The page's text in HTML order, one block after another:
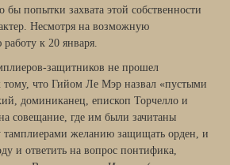
бы попытки захвата этой собственности
Несмотря на возможную
к 20 января.
защитников не прошел
тому, что Гийом Ле Мэр назвал «пустыми
доминиканец, епископ Торчелло и
совещание, где им были зачитаны
желанию защищать орден, и
и ответить на вопрос понтифика,